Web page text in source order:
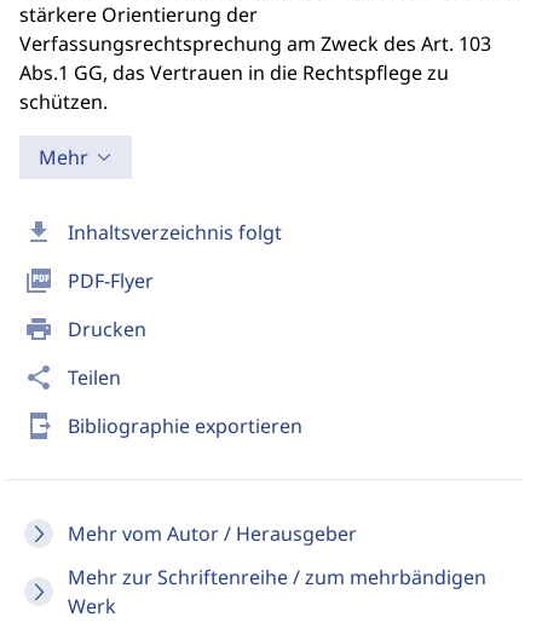
download Inhaltsverzeichnis folgt
picture_as_pdf PDF-Flyer
print Drucken
share Teilen
send_to_mobile Bibliographie exportieren
Mehr vom Autor / Herausgeber
Mehr zur Schriftenreihe / zum mehrbändigen
Werk
stärkere Orientierung der
Verfassungsrechtsprechung am Zweck des Art. 103
Abs.1 GG, das Vertrauen in die Rechtspflege zu
schützen.
Mehr